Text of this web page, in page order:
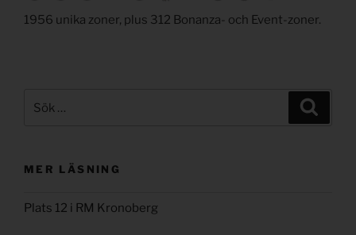
1956 unika zoner, plus 312 Bonanza- och Event-zoner.
efter:
MER LÄSNING
Plats 12 i RM Kronoberg